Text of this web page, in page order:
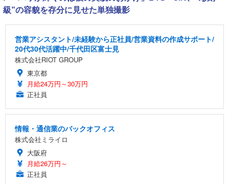
級”の容貌を存分に見せた単独撮影
営業アシスタント/未経験から正社員/営業資料の作成サポート/
20代30代活躍中/千代田区富士見
株式会社RIOT GROUP
東京都
月給24万円～30万円
正社員
情報・通信業のバックオフィス
株式会社ミライロ
大阪府
月給26万円～
正社員